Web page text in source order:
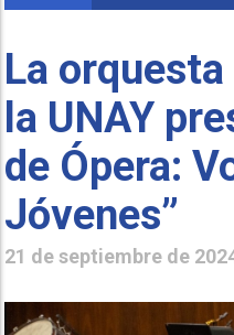
La
la UNAY
de Ópera:
Jóvenes”
21 de septiembre de